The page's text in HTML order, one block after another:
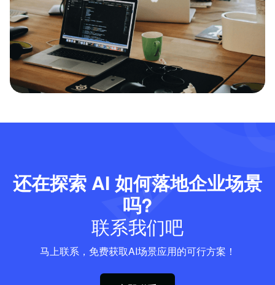
还在探索 AI 如何落地企业场景
吗?
联系我们吧
马上联系，免费获取AI场景应用的可行方案！